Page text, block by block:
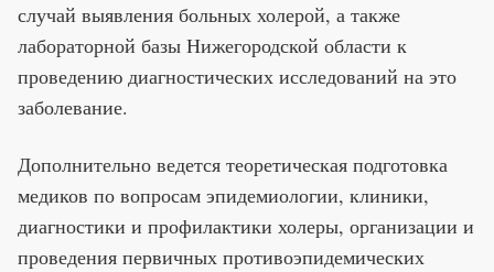
случай выявления больных холерой, а также
лабораторной базы Нижегородской области к
проведению диагностических исследований на это
заболевание.
Дополнительно ведется теоретическая подготовка
медиков по вопросам эпидемиологии, клиники,
диагностики и профилактики холеры, организации и
проведения первичных противоэпидемических